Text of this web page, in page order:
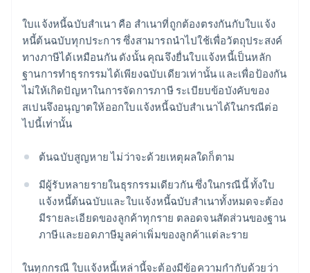
ใบแจ้งหนี้ฉบับสำเนา คือ สำเนาที่ถูกต้องตรงกันกับใบแจ้ง
หนี้ต้นฉบับทุกประการ ซึ่งสามารถนำไปใช้เพื่อวัตถุประสงค์
ทางภาษีได้เหมือนกัน ดังนั้น คุณจึงยื่นใบแจ้งหนี้เป็นหลัก
ฐานการทำธุรกรรมได้เพียงฉบับเดียวเท่านั้น และเพื่อป้องกัน
ไม่ให้เกิดปัญหาในการจัดการภาษี ระเบียบข้อบังคับของ
สเปนจึงอนุญาตให้ออกใบแจ้งหนี้ฉบับสำเนาได้ในกรณีต่อ
ไปนี้เท่านั้น
ต้นฉบับสูญหาย ไม่ว่าจะด้วยเหตุผลใดก็ตาม
มีผู้รับหลายรายในธุรกรรมเดียวกัน ซึ่งในกรณีนี้ ทั้งใบ
แจ้งหนี้ต้นฉบับและใบแจ้งหนี้ฉบับสำเนาทั้งหมดจะต้อง
มีรายละเอียดของลูกค้าทุกราย ตลอดจนสัดส่วนของฐาน
ภาษีและยอดภาษีมูลค่าเพิ่มของลูกค้าแต่ละราย
ในทุกกรณี ใบแจ้งหนี้เหล่านี้จะต้องมีข้อความกำกับด้วยว่า